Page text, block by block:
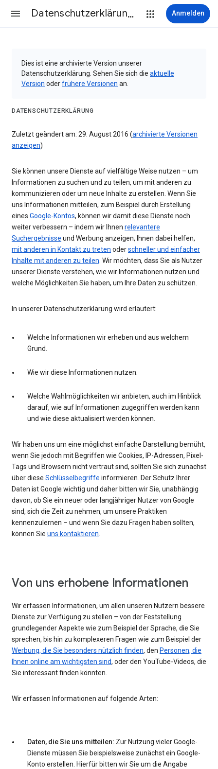
Datenschutzerklärung & Nutzungsbedingungen Anmelden
Dies ist eine archivierte Version unserer
Datenschutzerklärung. Sehen Sie sich die aktuelle
Version oderfrühere Versionen an.
DATENSCHUTZERKLÄRUNG
Zuletzt geändert am: 29. August 2016 (archivierte Versionen
anzeigen)
Sie können unsere Dienste auf vielfältige Weise nutzen – um
Informationen zu suchen und zu teilen, um mit anderen zu
kommunizieren oder um neue Inhalte zu erstellen. Wenn Sie
uns Informationen mitteilen, zum Beispiel durch Erstellung
eines Google-Kontos, können wir damit diese Dienste noch
weiter verbessern – indem wir Ihnen relevantere
Suchergebnisse und Werbung anzeigen, Ihnen dabei helfen,
mit anderen in Kontakt zu treten oderschneller und einfacher
Inhalte mit anderen zu teilen. Wir möchten, dass Sie als Nutzer
unserer Dienste verstehen, wie wir Informationen nutzen und
welche Möglichkeiten Sie haben, um Ihre Daten zu schützen.
In unserer Datenschutzerklärung wird erläutert:
Welche Informationen wir erheben und aus welchem
Grund.
Wie wir diese Informationen nutzen.
Welche Wahlmöglichkeiten wir anbieten, auch im Hinblick
darauf, wie auf Informationen zugegriffen werden kann
und wie diese aktualisiert werden können.
Wir haben uns um eine möglichst einfache Darstellung bemüht,
wenn Sie jedoch mit Begriffen wie Cookies, IP-Adressen, Pixel-
Tags und Browsern nicht vertraut sind, sollten Sie sich zunächst
über diese Schlüsselbegriffe informieren. Der Schutz Ihrer
Daten ist Google wichtig und daher bitten wir Sie, unabhängig
davon, ob Sie ein neuer oder langjähriger Nutzer von Google
sind, sich die Zeit zu nehmen, um unsere Praktiken
kennenzulernen – und wenn Sie dazu Fragen haben sollten,
können Sie uns kontaktieren.
Von uns erhobene Informationen
Wir erfassen Informationen, um allen unseren Nutzern bessere
Dienste zur Verfügung zu stellen – von der Feststellung
grundlegender Aspekte wie zum Beispiel der Sprache, die Sie
sprechen, bis hin zu komplexeren Fragen wie zum Beispiel der
Werbung, die Sie besonders nützlich finden, den Personen, die
Ihnen online am wichtigsten sind, oder den YouTube-Videos, die
Sie interessant finden könnten.
Wir erfassen Informationen auf folgende Arten:
Daten, die Sie uns mitteilen: Zur Nutzung vieler Google-
Dienste müssen Sie beispielsweise zunächst ein Google-
Konto erstellen. Hierfür bitten wir Sie um die Angabe